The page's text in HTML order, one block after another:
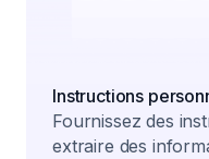
Instructions
Fournissez des
extraire des